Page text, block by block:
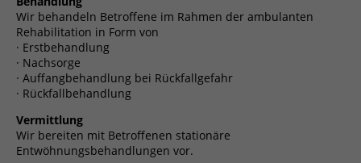
Wir behandeln Betroffene im Rahmen der ambulanten
Rehabilitation in Form von
· Erstbehandlung
· Nachsorge
· Auffangbehandlung bei Rückfallgefahr
· Rückfallbehandlung
Vermittlung
Wir bereiten mit Betroffenen stationäre
Entwöhnungsbehandlungen vor.